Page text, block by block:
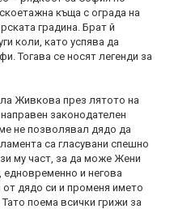
къща с ограда на
градина. Брат й
коли, като успява да
Тогава се носят легенди за
Живкова през лятото на
законодателен
не позволявал дядо да
са гласувани спешно
му част, за да може Жени
и негова
от дядо си и променя името
поема всички грижи за